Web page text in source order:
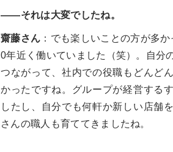
——それは大変でしたね。
齋藤さん ：でも楽しいことの方が多
0年近く働いていました（笑）。自分
つながって、社内での役職もどんど
かったですね。グループが経営する
したし、自分でも何軒か新しい店舗
さんの職人も育ててきましたね。